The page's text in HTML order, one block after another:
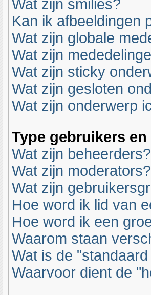
Wat zijn smilies?
Kan ik afbeeldingen
Wat zijn globale
Wat zijn
Wat zijn sticky
Wat zijn gesloten
Wat zijn onderwerp
Type gebruikers
Wat zijn beheerders?
Wat zijn moderators?
Wat zijn
Hoe word ik lid van
Hoe word ik een
Waarom staan
Wat is de
Waarvoor dient de